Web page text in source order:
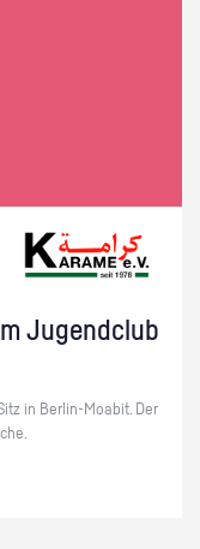
Ju­gend­club
in Ber­lin-Moa­bit. Der